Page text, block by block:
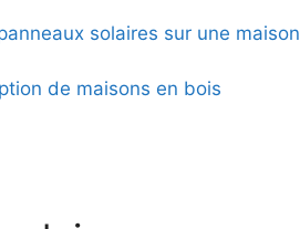
solaires sur ⁤une maison⁤
de ‌maisons ‍en ​bois